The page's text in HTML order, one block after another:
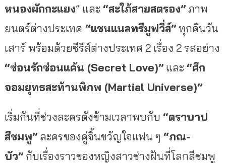
หนองผักกะแยง” และ “สะใภ้สายสตรอง”ภาพ
ยนตร์ต่างประเทศ “แชนแนลทรีมูฟวี่ส์”ทุกคืนวัน
เสาร์ พร้อมด้วยซีรีส์ต่างประเทศ 2 เรื่อง 2 รสอย่าง
“ซ่อนรักซ่อนแค้น (Secret Love)”และ “ศึก
จอมยุทธสะท้านพิภพ (Martial Universe)”
เริ่มกันที่ช่วงละครดังข้ามเวลาพบกับ “ตราบาป
สีชมพู”ละครของคู่จิ้นขวัญใจแฟน ๆ “ภณ-
บัว”กับเรื่องราวของหญิงสาวช่างฝันที่โลกสีชมพู